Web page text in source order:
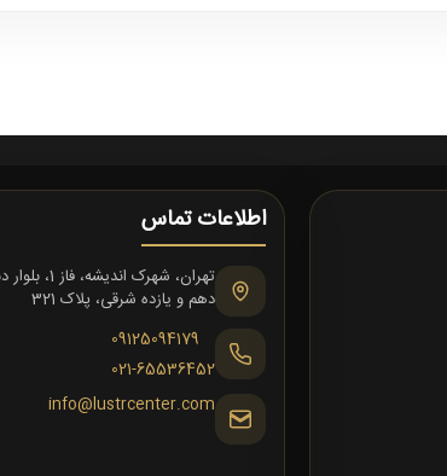
اطلاعات تماس
تهران، شهرک
دهم و یازده شرقی، پلاک 321
09125094179
021-65536452
info@lustrcenter.com